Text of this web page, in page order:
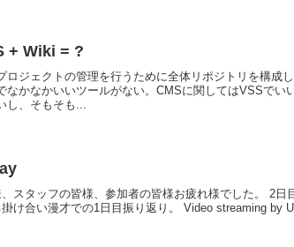
+ Wiki = ?
ロジェクトの管理を行うために全体リポジトリを構成
なかなかいいツールがない。CMSに関してはVSSでい
し、そもそも...
スタッフの皆様、参加者の皆様お疲れ様でした。 2日
け合い漫才での1日目振り返り。 Video streaming by